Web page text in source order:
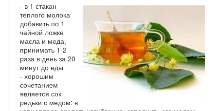
- в 1 стакан
теплого молока
добавить по 1
чайной ложке
масла и меда,
принимать 1-2
раза в день за 20
минут до еды
- хорошим
сочетанием
является сок
редьки с медом: в